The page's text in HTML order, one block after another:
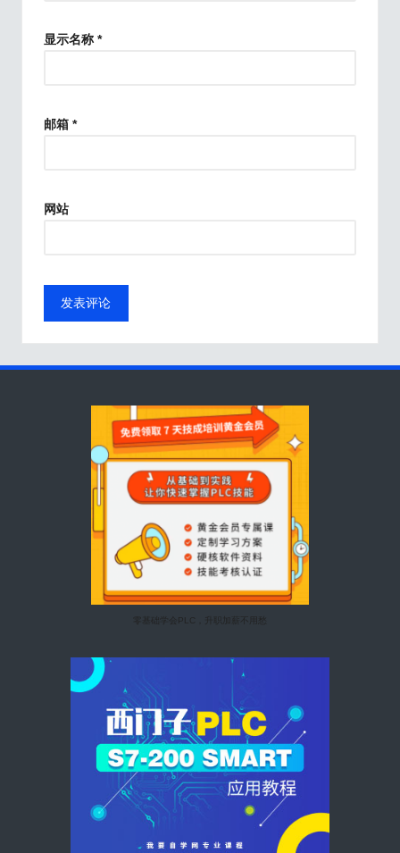
显示名称 *
邮箱 *
网站
零基础学会PLC，升职加薪不用愁